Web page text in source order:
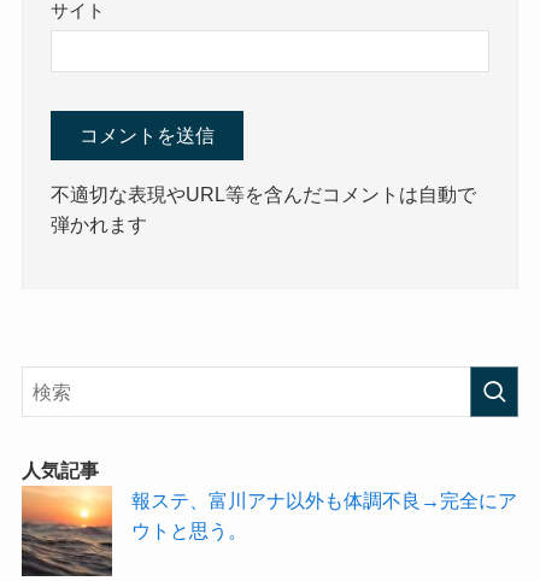
サイト
不適切な表現やURL等を含んだコメントは自動で
弾かれます
人気記事
報ステ、富川アナ以外も体調不良→完全にア
ウトと思う。